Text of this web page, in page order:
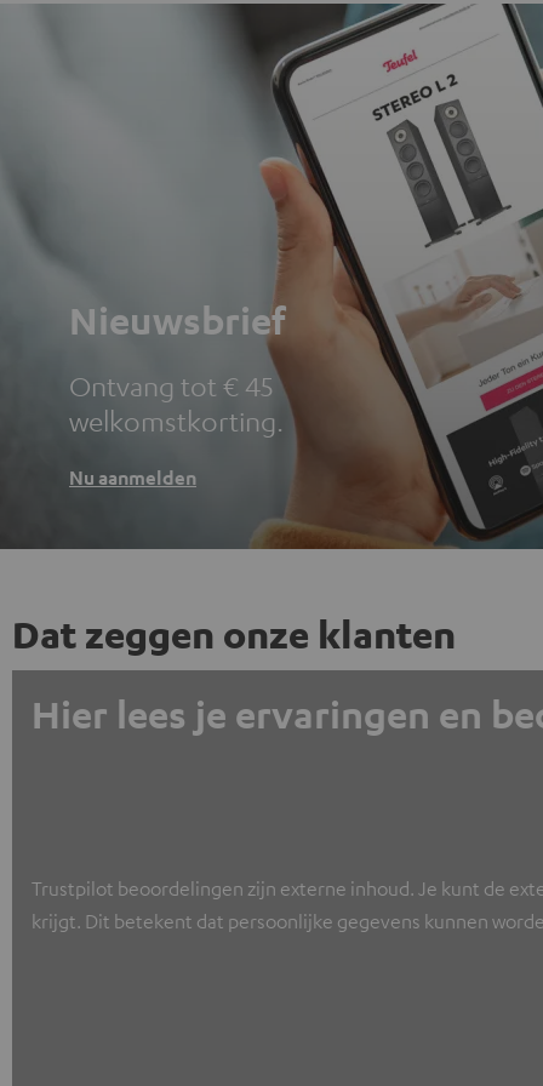
Nieuwsbrief
Ontvang tot € 45
welkomstkorting.
Nu aanmelden
Dat zeggen onze klanten
Hier lees je ervaringen en
Trustpilot beoordelingen zijn externe inhoud. Je kunt de
krijgt. Dit betekent dat persoonlijke gegevens kunnen